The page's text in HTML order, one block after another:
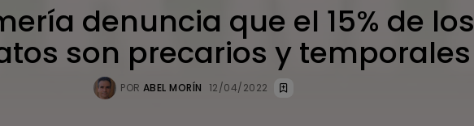
denuncia que el 15% de los
son precarios y temporales
POR ABEL MORÍN 12/04/2022